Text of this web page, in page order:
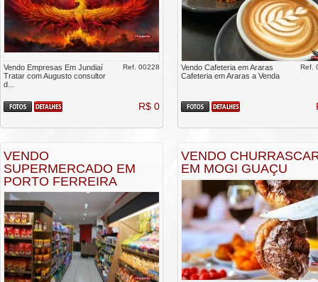
Vendo Empresas Em Jundiaí
Tratar com Augusto consultor
d...
Ref. 00228
R$ 0
Vendo Cafeteria em Araras
Cafeteria em Araras a Venda
Ref.
VENDO
SUPERMERCADO EM
PORTO FERREIRA
VENDO
EM MOGI GUAÇU